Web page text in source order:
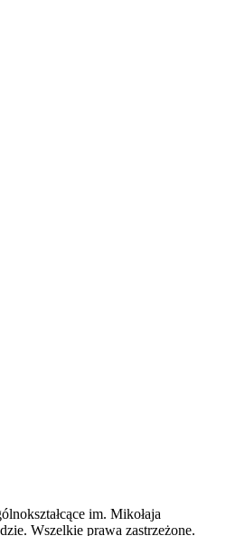
im. Mikołaja
Wszelkie prawa zastrzeżone.